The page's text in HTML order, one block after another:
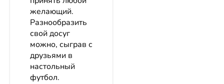
желающий.
Разнообразить
свой досуг
можно, сыграв с
друзьями в
настольный
футбол.